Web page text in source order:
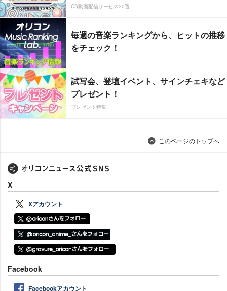
CS動画配信サービス20選
毎週の音楽ランキングから、ヒットの推移
をチェック！
試写会、登壇イベント、サインチェキなど
プレゼント！
プレゼント特集
このページのトップへ
X
Xアカウント
Facebook
Facebookアカウント